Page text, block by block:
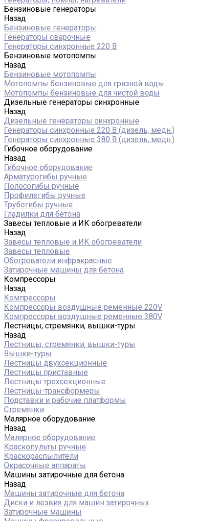
Бензиновые генераторы
Назад
Бензиновые генераторы
Генераторы сварочные
Генераторы синхронные 220 В
Бензиновые мотопомпы
Назад
Бензиновые мотопомпы
Мотопомпы бензиновые для грязной воды
Мотопомпы бензиновые для чистой воды
Дизельные генераторы синхронные
Назад
Дизельные генераторы синхронные
Генераторы синхронные 220 В (дизель, медн.)
Генераторы синхронные 380 В (дизель, медн.)
Гибочное оборудование
Назад
Гибочное оборудование
Арматурогибы ручные
Полосогибы ручные
Профилегибы ручные
Трубогибы ручные
Гладилки для бетона
Завесы тепловые и ИК обогреватели
Назад
Завесы тепловые и ИК обогреватели
Завесы тепловые
Обогреватели инфракрасные
Затирочные машины для бетона
Компрессоры
Назад
Компрессоры
Компрессоры воздушные ременные 220V
Компрессоры воздушные ременные 380V
Лестницы, стремянки, вышки-туры
Назад
Лестницы, стремянки, вышки-туры
Вышки-туры
Лестницы двухсекционные
Лестницы приставные
Лестницы трехсекционные
Лестницы-трансформеры
Подставки и рабочие платформы
Стремянки
Малярное оборудование
Назад
Малярное оборудование
Краскопульты ручные
Краскораспылители
Окрасочные аппараты
Машины затирочные для бетона
Назад
Машины затирочные для бетона
Диски и лезвия для машин затирочных
Затирочные машины